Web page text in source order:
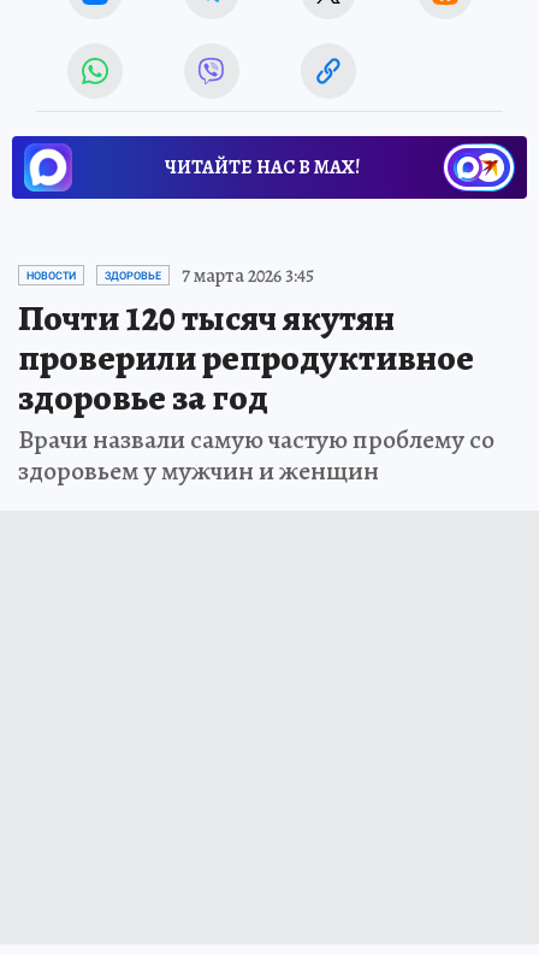
ЧИТАЙТЕ НАС В МАХ!
НОВОСТИ ЗДОРОВЬЕ 7 марта 2026 3:45
Почти 120 тысяч якутян
проверили репродуктивное
здоровье за год
Врачи назвали самую частую проблему со
здоровьем у мужчин и женщин